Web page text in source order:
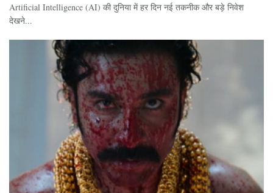
Artificial Intelligence (AI) की दुनिया में हर दिन नई तकनीक और बड़े निवेश
देखने...